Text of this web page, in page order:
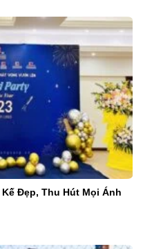
Đẹp, Thu Hút Mọi Ánh